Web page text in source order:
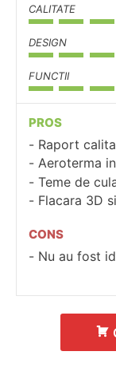
CALITATE
DESIGN
FUNCTII
PROS
Raport
Aeroterma
Teme de
Flacara 3D
CONS
Nu au fost